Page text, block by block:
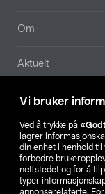
Vi bruker
Ved å trykke på
lagrer
din enhet i henhold til
forbedre
nettstedet og for å
typer
annonserelaterte.
Om
Aktuelt
Våre selskaper